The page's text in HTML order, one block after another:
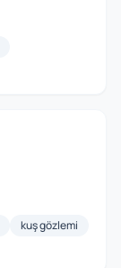
kuş gözlemi